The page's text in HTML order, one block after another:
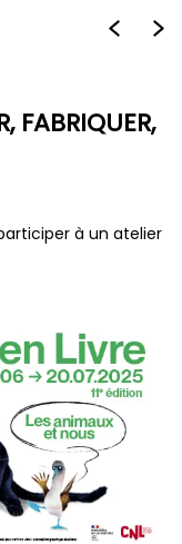
FABRIQUER,
à un atelier